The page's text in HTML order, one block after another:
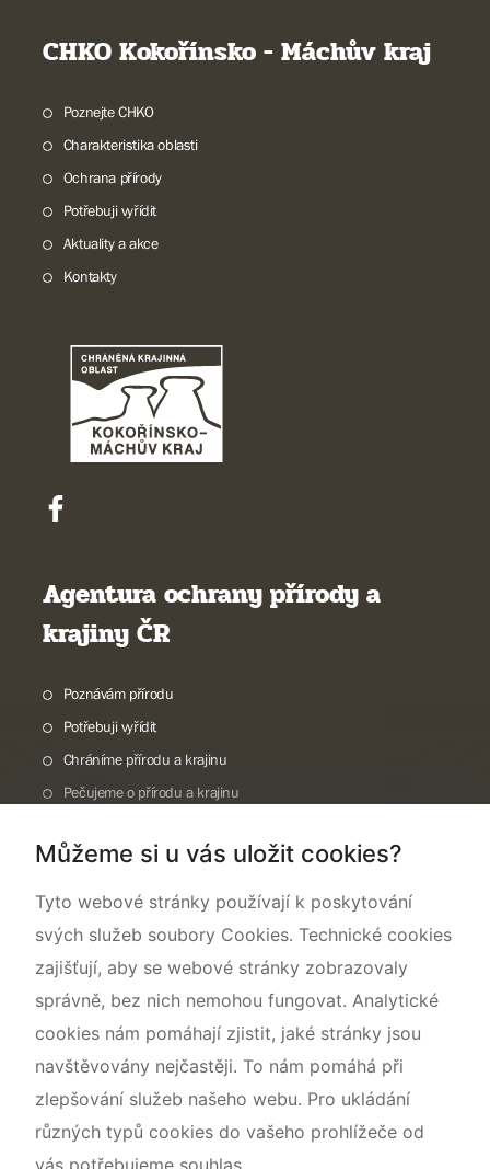
CHKO Kokořínsko - Máchův kraj
Poznejte CHKO
Charakteristika oblasti
Ochrana přírody
Potřebuji vyřídit
Aktuality a akce
Kontakty
Agentura ochrany přírody a
krajiny ČR
Poznávám přírodu
Potřebuji vyřídit
Chráníme přírodu a krajinu
Pečujeme o přírodu a krajinu
O nás
Můžeme si u vás uložit cookies?
Tyto webové stránky používají k poskytování
svých služeb soubory Cookies. Technické cookies
zajišťují, aby se webové stránky zobrazovaly
správně, bez nich nemohou fungovat. Analytické
cookies nám pomáhají zjistit, jaké stránky jsou
navštěvovány nejčastěji. To nám pomáhá při
zlepšování služeb našeho webu. Pro ukládání
různých typů cookies do vašeho prohlížeče od
vás potřebujeme souhlas.